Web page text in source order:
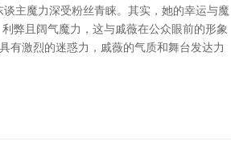
主魔力深受粉丝青睐。其实，她的幸运与魔
弊且阔气魔力，这与戚薇在公众眼前的形象
有激烈的迷惑力，戚薇的气质和舞台发达力